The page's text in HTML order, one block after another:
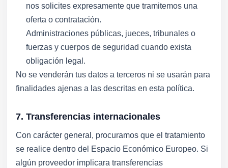
nos solicites expresamente que tramitemos una
oferta o contratación.
Administraciones públicas, jueces, tribunales o
fuerzas y cuerpos de seguridad cuando exista
obligación legal.
No se venderán tus datos a terceros ni se usarán para
finalidades ajenas a las descritas en esta política.
7. Transferencias internacionales
Con carácter general, procuramos que el tratamiento
se realice dentro del Espacio Económico Europeo. Si
algún proveedor implicara transferencias